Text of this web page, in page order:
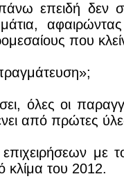
επειδή δεν
που
όλες οι
από πρώτες
με
κλίμα του 2012.